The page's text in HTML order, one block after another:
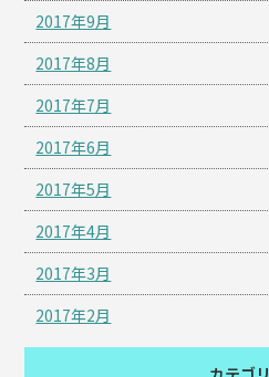
2017年9月
2017年8月
2017年7月
2017年6月
2017年5月
2017年4月
2017年3月
2017年2月